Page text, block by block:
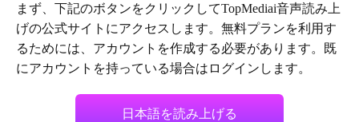
まず、下記のボタンをクリックしてTopMediai音声読み上
げの公式サイトにアクセスします。無料プランを利用す
るためには、アカウントを作成する必要があります。既
にアカウントを持っている場合はログインします。
日本語を読み上げる